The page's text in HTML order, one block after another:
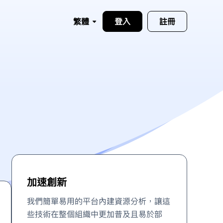
繁體 登入 註冊
加速創新
我們簡單易用的平台內建資源分析，讓這
些技術在整個組織中更加普及且易於部